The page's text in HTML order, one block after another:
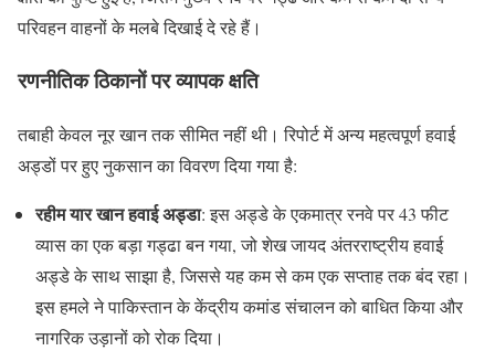
परिवहन वाहनों के मलबे दिखाई दे रहे हैं।
रणनीतिक ठिकानों पर व्यापक क्षति
तबाही केवल नूर खान तक सीमित नहीं थी। रिपोर्ट में अन्य महत्वपूर्ण हवाई
अड्डों पर हुए नुकसान का विवरण दिया गया है:
रहीम यार खान हवाई अड्डा: इस अड्डे के एकमात्र रनवे पर 43 फीट
व्यास का एक बड़ा गड्ढा बन गया, जो शेख जायद अंतरराष्ट्रीय हवाई
अड्डे के साथ साझा है, जिससे यह कम से कम एक सप्ताह तक बंद रहा।
इस हमले ने पाकिस्तान के केंद्रीय कमांड संचालन को बाधित किया और
नागरिक उड़ानों को रोक दिया।